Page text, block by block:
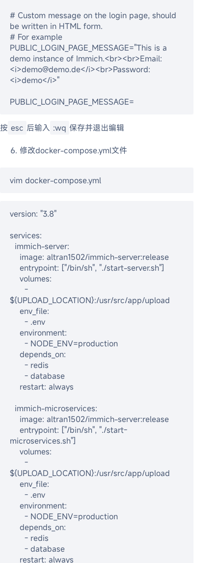
# Custom message on the login page, should
be written in HTML form.
# For example
PUBLIC_LOGIN_PAGE_MESSAGE="This is a
demo instance of Immich.<br><br>Email:
<i>demo@demo.de</i><br>Password:
<i>demo</i>"
PUBLIC_LOGIN_PAGE_MESSAGE=
按 esc 后输入 :wq 保存并退出编辑
修改docker-compose.yml文件
vim docker-compose.yml
version: "3.8"
services:
${UPLOAD_LOCATION}:/usr/src/app/upload
microservices.sh"]
${UPLOAD_LOCATION}:/usr/src/app/upload